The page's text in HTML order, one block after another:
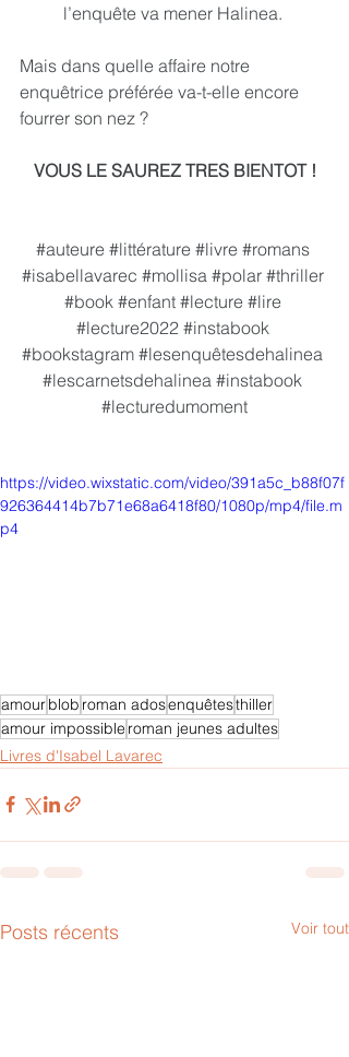
l’enquête va mener Halinea.
Mais dans quelle affaire notre
enquêtrice préférée va-t-elle encore
fourrer son nez ?
VOUS LE SAUREZ TRES BIENTOT !
#auteure #littérature #livre #romans
#isabellavarec #mollisa #polar #thriller
#book #enfant #lecture #lire
#lecture2022 #instabook
#bookstagram #lesenquêtesdehalinea
#lescarnetsdehalinea #instabook
#lecturedumoment
https://video.wixstatic.com/video/391a5c_b88f07f
926364414b7b71e68a6418f80/1080p/mp4/file.m
p4
amourblob roman adosenquêtesthiller
amour impossible roman jeunes adultes
Livres d'Isabel Lavarec
Posts récents Voir tout